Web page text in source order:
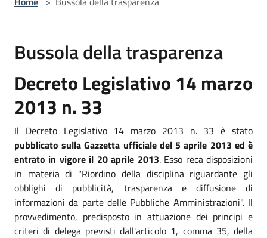
Bussola della trasparenza
Decreto Legislativo 14 marzo
2013 n. 33
Il Decreto Legislativo 14 marzo 2013 n. 33 è stato
pubblicato sulla Gazzetta ufficiale del 5 aprile 2013 ed è
entrato in vigore il 20 aprile 2013. Esso reca disposizioni
in materia di "Riordino della disciplina riguardante gli
obblighi di pubblicità, trasparenza e diffusione di
informazioni da parte delle Pubbliche Amministrazioni". Il
provvedimento, predisposto in attuazione dei principi e
criteri di delega previsti dall'articolo 1, comma 35, della